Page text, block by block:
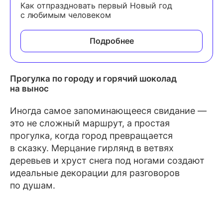
Как отпраздновать первый Новый год
с любимым человеком
Подробнее
Прогулка по городу и горячий шоколад
на вынос
Иногда самое запоминающееся свидание —
это не сложный маршрут, а простая
прогулка, когда город превращается
в сказку. Мерцание гирлянд в ветвях
деревьев и хруст снега под ногами создают
идеальные декорации для разговоров
по душам.